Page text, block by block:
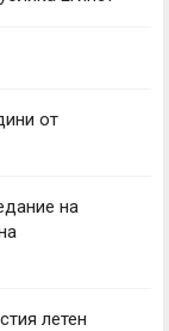
от
на
летен